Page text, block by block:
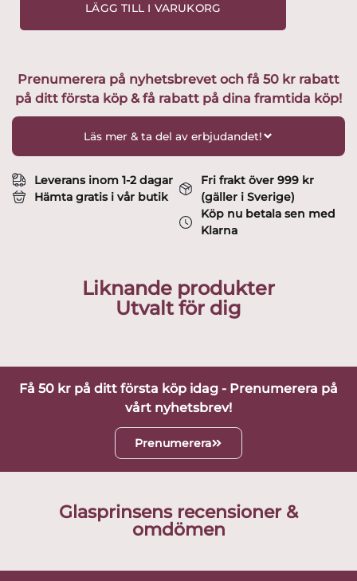
Companion
Fred
Bertil
Vallien
LÄGG TILL I VARUKORG
Prenumerera på nyhetsbrevet och få 50 kr rabatt
på ditt första köp & få rabatt på dina framtida köp!
Läs mer & ta del av erbjudandet!
Leverans inom 1-2 dagar
Hämta gratis i vår butik
Fri frakt över 999 kr
(gäller i Sverige)
Köp nu betala sen med
Klarna
Liknande produkter
Utvalt för dig
Få 50 kr på ditt första köp idag - Prenumerera på
vårt nyhetsbrev!
Prenumerera
Glasprinsens recensioner &
omdömen